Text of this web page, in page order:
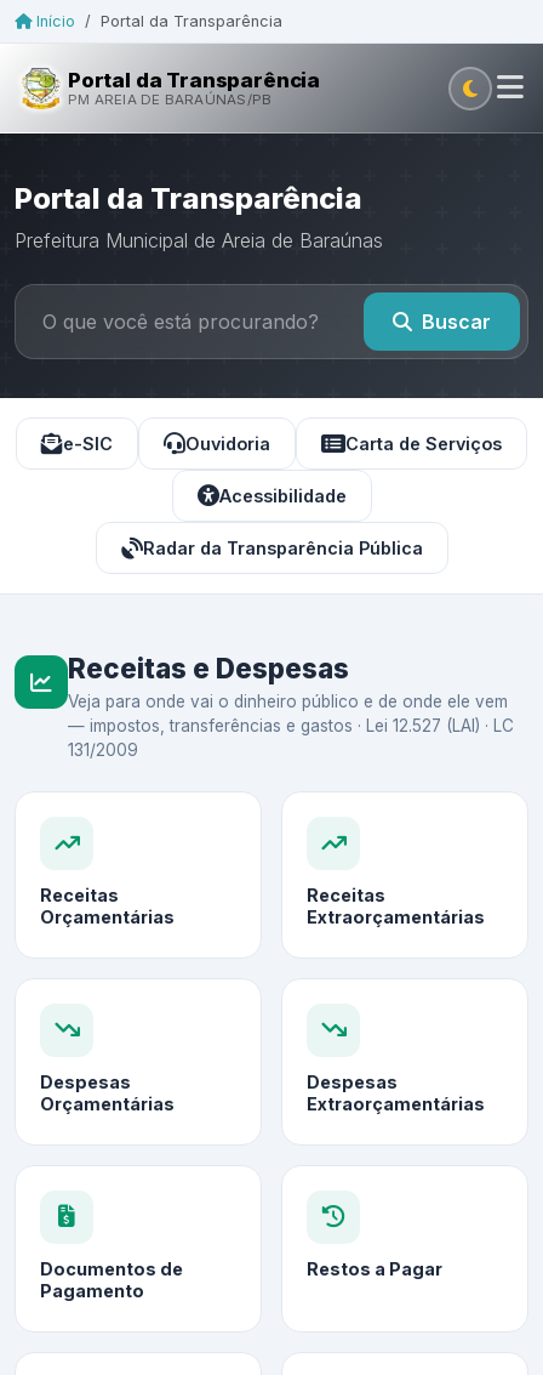
Início / Portal da Transparência
Portal da Transparência
PM AREIA DE BARAÚNAS/PB
Portal da Transparência
Prefeitura Municipal de Areia de Baraúnas
Buscar
e-SIC Ouvidoria Carta de Serviços
Acessibilidade
Radar da Transparência Pública
Receitas e Despesas
Veja para onde vai o dinheiro público e de onde ele vem
— impostos, transferências e gastos · Lei 12.527 (LAI) · LC
131/2009
Receitas
Orçamentárias
Receitas
Extraorçamentárias
Despesas
Orçamentárias
Despesas
Extraorçamentárias
Documentos de
Pagamento
Restos a Pagar